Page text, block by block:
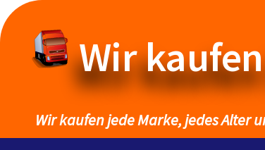
Wir
Wir kaufen jede Marke, jedes Alter